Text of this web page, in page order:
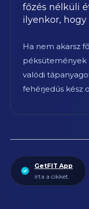
főzés nélküli
ilyenkor,
Ha nem akarsz
péksütemények
valódi
fehérjedús kész
GetFIT App
írta a cikket.